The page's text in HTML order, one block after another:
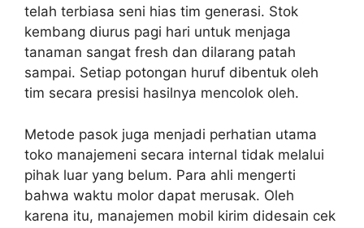
telah terbiasa seni hias tim generasi. Stok
kembang diurus pagi hari untuk menjaga
tanaman sangat fresh dan dilarang patah
sampai. Setiap potongan huruf dibentuk oleh
tim secara presisi hasilnya mencolok oleh.
Metode pasok juga menjadi perhatian utama
toko manajemeni secara internal tidak melalui
pihak luar yang belum. Para ahli mengerti
bahwa waktu molor dapat merusak. Oleh
karena itu, manajemen mobil kirim didesain cek